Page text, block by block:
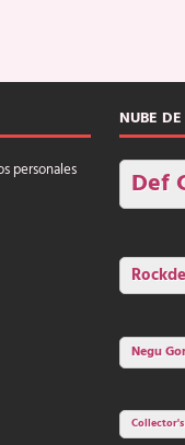
personales
NUBE
Def
Negu